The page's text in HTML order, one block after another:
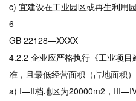
c) 宜建设在工业园区或再生利用园
6
GB 22128—XXXX
4.2.2 企业应严格执行《工业项
准，且最低经营面积（占地面积
a) I—II档地区为20000m2，